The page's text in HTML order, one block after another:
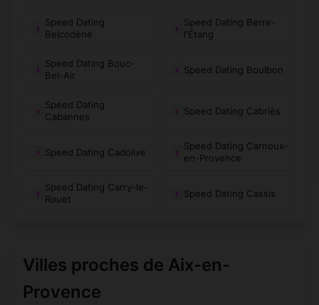
Speed Dating
Belcodène
Speed Dating Berre-
l'Étang
Speed Dating Bouc-
Bel-Air
Speed Dating Boulbon
Speed Dating
Cabannes
Speed Dating Cabriès
Speed Dating Cadolive
Speed Dating Carnoux-
en-Provence
Speed Dating Carry-le-
Rouet
Speed Dating Cassis
Villes proches de Aix-en-
Provence